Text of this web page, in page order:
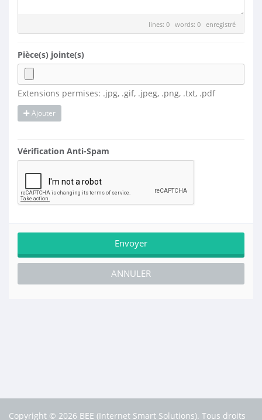
lines: 0 words: 0 enregistré
Pièce(s) jointe(s)
Extensions permises: .jpg, .gif, .jpeg, .png, .txt, .pdf
Ajouter
Vérification Anti-Spam
ANNULER
Copyright © 2026 BEE (Internet Smart Solutions). Tous droits